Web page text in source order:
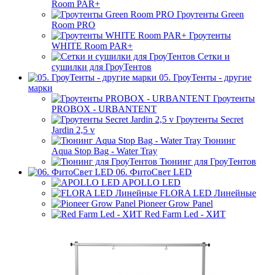
Room PAR+
Гроутенты Green
Room PRO
Гроутенты
WHITE Room PAR+
Сетки и
сушилки для ГроуТентов
05. ГроуТенты - другие
марки
Гроутенты
PROBOX - URBANTENT
Гроутенты Secret
Jardin 2,5 v
Тюнинг
Aqua Stop Bag - Water Tray
Тюнинг для ГроуТентов
06. ФитоСвет LED
APOLLO LED
FLORA LED Линейные
Pioneer Grow Panel
Red Farm Led - ХИТ